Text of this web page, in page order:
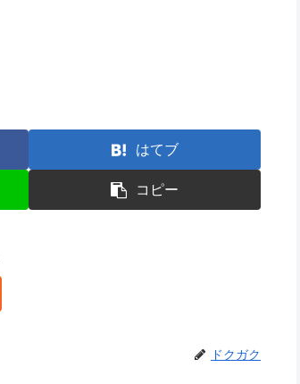
はてブ
コピー
ドクガク